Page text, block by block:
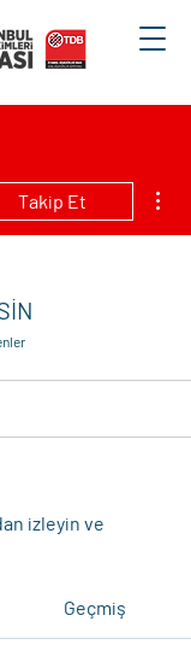
Takip Et
izleyin ve
Geçmiş